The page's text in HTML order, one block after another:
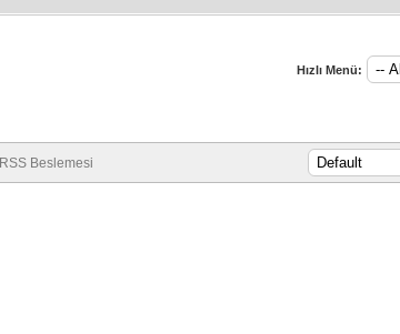
Hızlı Menü:
RSS Beslemesi